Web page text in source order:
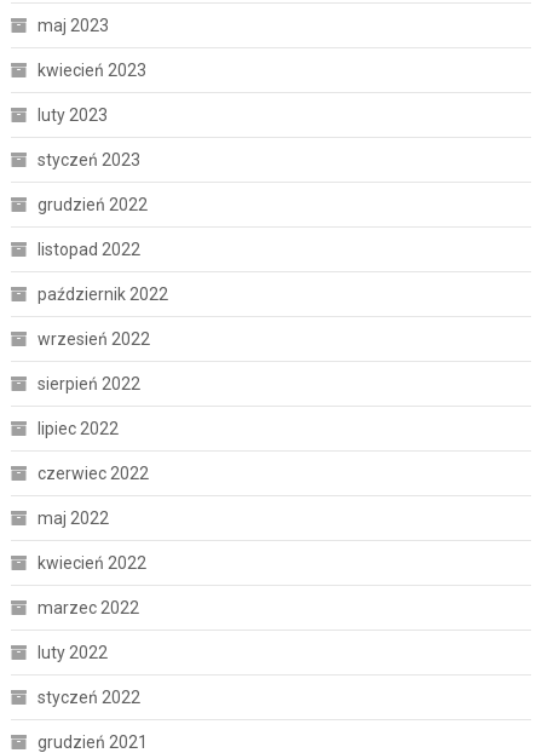
maj 2023
kwiecień 2023
luty 2023
styczeń 2023
grudzień 2022
listopad 2022
październik 2022
wrzesień 2022
sierpień 2022
lipiec 2022
czerwiec 2022
maj 2022
kwiecień 2022
marzec 2022
luty 2022
styczeń 2022
grudzień 2021